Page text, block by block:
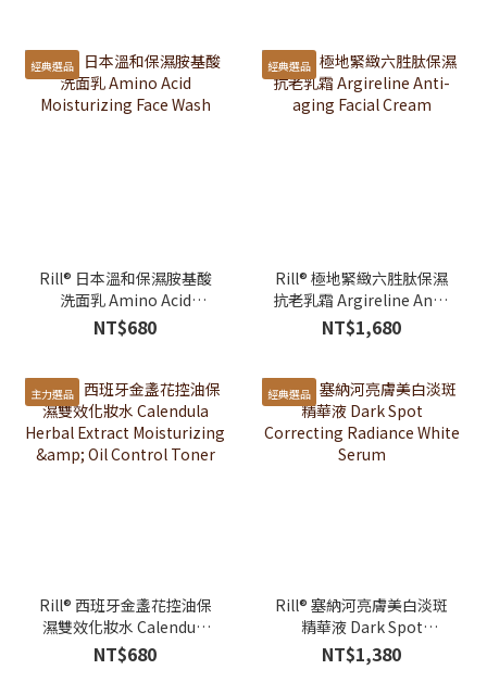
經典選品
Rill® 日本溫和保濕胺基酸
洗面乳 Amino Acid
Moisturizing Face Wash
NT$680
經典選品
Rill® 極地緊緻六胜肽保濕
抗老乳霜 Argireline Anti-
aging Facial Cream
NT$1,680
主力選品
Rill® 西班牙金盞花控油保
濕雙效化妝水 Calendula
Herbal Extract
Moisturizing & Oil
NT$680
經典選品
Rill® 塞納河亮膚美白淡斑
精華液 Dark Spot
Correcting Radiance
White Serum
NT$1,380